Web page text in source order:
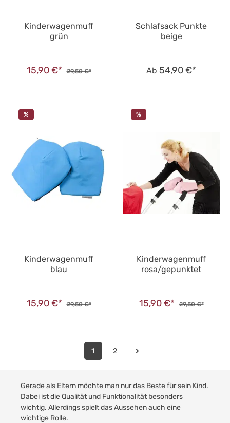
Kinderwagenmuff
grün
15,90 €* 29,50 €*
Schlafsack Punkte
beige
Ab 54,90 €*
%
Kinderwagenmuff
blau
15,90 €* 29,50 €*
%
Kinderwagenmuff
rosa/gepunktet
15,90 €* 29,50 €*
1 2
Gerade als Eltern möchte man nur das Beste für sein Kind.
Dabei ist die Qualität und Funktionalität besonders
wichtig. Allerdings spielt das Aussehen auch eine
wichtige Rolle.